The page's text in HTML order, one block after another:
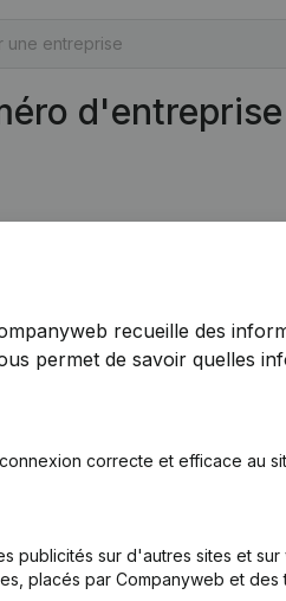
recueille des
permet de savoir quelles
correcte et efficace au
publicités sur d'autres sites et
placés par Companyweb et